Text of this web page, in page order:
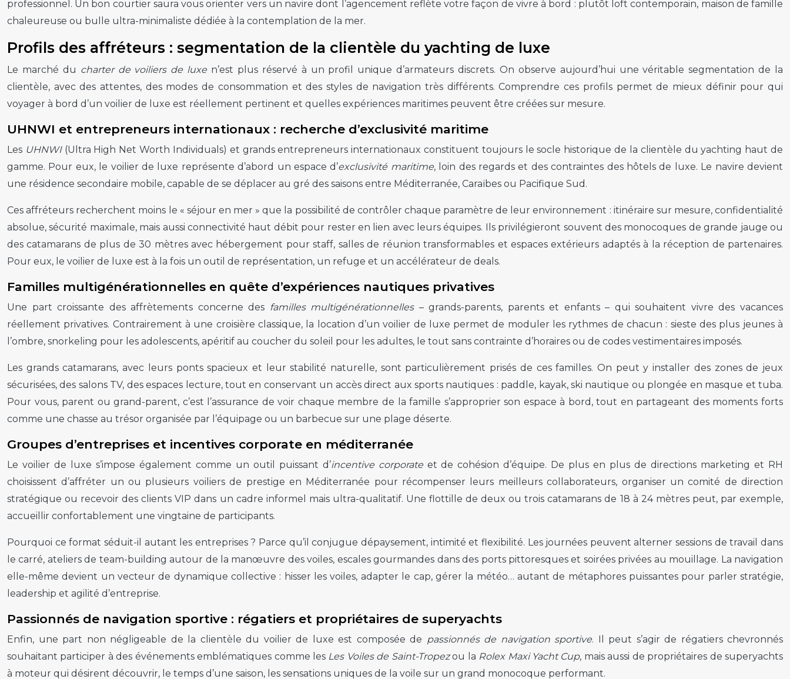
professionnel. Un bon courtier saura vous orienter vers un navire dont l’agencement reflète votre façon de vivre à bord : plutôt loft contemporain, maison de famille
chaleureuse ou bulle ultra-minimaliste dédiée à la contemplation de la mer.
Profils des affréteurs : segmentation de la clientèle du yachting de luxe
Le marché du charter de voiliers de luxe n’est plus réservé à un profil unique d’armateurs discrets. On observe aujourd’hui une véritable segmentation de la
clientèle, avec des attentes, des modes de consommation et des styles de navigation très différents. Comprendre ces profils permet de mieux définir pour qui
voyager à bord d’un voilier de luxe est réellement pertinent et quelles expériences maritimes peuvent être créées sur mesure.
UHNWI et entrepreneurs internationaux : recherche d’exclusivité maritime
Les UHNWI(Ultra High Net Worth Individuals) et grands entrepreneurs internationaux constituent toujours le socle historique de la clientèle du yachting haut de
gamme. Pour eux, le voilier de luxe représente d’abord un espace d’exclusivité maritime, loin des regards et des contraintes des hôtels de luxe. Le navire devient
une résidence secondaire mobile, capable de se déplacer au gré des saisons entre Méditerranée, Caraïbes ou Pacifique Sud.
Ces affréteurs recherchent moins le « séjour en mer » que la possibilité de contrôler chaque paramètre de leur environnement : itinéraire sur mesure, confidentialité
absolue, sécurité maximale, mais aussi connectivité haut débit pour rester en lien avec leurs équipes. Ils privilégieront souvent des monocoques de grande jauge ou
des catamarans de plus de 30 mètres avec hébergement pour staff, salles de réunion transformables et espaces extérieurs adaptés à la réception de partenaires.
Pour eux, le voilier de luxe est à la fois un outil de représentation, un refuge et un accélérateur de deals.
Familles multigénérationnelles en quête d’expériences nautiques privatives
Une part croissante des affrètements concerne des familles multigénérationnelles– grands-parents, parents et enfants – qui souhaitent vivre des vacances
réellement privatives. Contrairement à une croisière classique, la location d’un voilier de luxe permet de moduler les rythmes de chacun : sieste des plus jeunes à
l’ombre, snorkeling pour les adolescents, apéritif au coucher du soleil pour les adultes, le tout sans contrainte d’horaires ou de codes vestimentaires imposés.
Les grands catamarans, avec leurs ponts spacieux et leur stabilité naturelle, sont particulièrement prisés de ces familles. On peut y installer des zones de jeux
sécurisées, des salons TV, des espaces lecture, tout en conservant un accès direct aux sports nautiques : paddle, kayak, ski nautique ou plongée en masque et tuba.
Pour vous, parent ou grand-parent, c’est l’assurance de voir chaque membre de la famille s’approprier son espace à bord, tout en partageant des moments forts
comme une chasse au trésor organisée par l’équipage ou un barbecue sur une plage déserte.
Groupes d’entreprises et incentives corporate en méditerranée
Le voilier de luxe s’impose également comme un outil puissant d’incentive corporateet de cohésion d’équipe. De plus en plus de directions marketing et RH
choisissent d’affréter un ou plusieurs voiliers de prestige en Méditerranée pour récompenser leurs meilleurs collaborateurs, organiser un comité de direction
stratégique ou recevoir des clients VIP dans un cadre informel mais ultra-qualitatif. Une flottille de deux ou trois catamarans de 18 à 24 mètres peut, par exemple,
accueillir confortablement une vingtaine de participants.
Pourquoi ce format séduit-il autant les entreprises ? Parce qu’il conjugue dépaysement, intimité et flexibilité. Les journées peuvent alterner sessions de travail dans
le carré, ateliers de team-building autour de la manœuvre des voiles, escales gourmandes dans des ports pittoresques et soirées privées au mouillage. La navigation
elle-même devient un vecteur de dynamique collective : hisser les voiles, adapter le cap, gérer la météo… autant de métaphores puissantes pour parler stratégie,
leadership et agilité d’entreprise.
Passionnés de navigation sportive : régatiers et propriétaires de superyachts
Enfin, une part non négligeable de la clientèle du voilier de luxe est composée de passionnés de navigation sportive. Il peut s’agir de régatiers chevronnés
souhaitant participer à des événements emblématiques comme les Les Voiles de Saint-Tropezou la Rolex Maxi Yacht Cup, mais aussi de propriétaires de superyachts
à moteur qui désirent découvrir, le temps d’une saison, les sensations uniques de la voile sur un grand monocoque performant.